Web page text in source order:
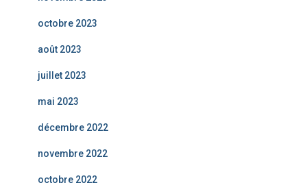
octobre 2023
août 2023
juillet 2023
mai 2023
décembre 2022
novembre 2022
octobre 2022